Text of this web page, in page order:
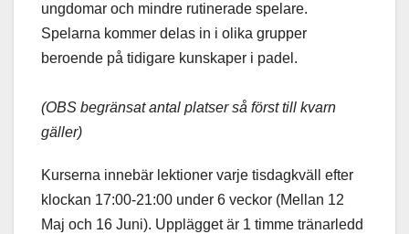
ungdomar och mindre rutinerade spelare.
Spelarna kommer delas in i olika grupper
beroende på tidigare kunskaper i padel.
(OBS begränsat antal platser så först till kvarn
gäller)
Kurserna innebär lektioner varje tisdagkväll efter
klockan 17:00-21:00 under 6 veckor (Mellan 12
Maj och 16 Juni). Upplägget är 1 timme tränarledd